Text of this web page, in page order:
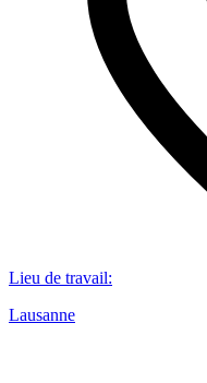
Lieu de travail:
Lausanne